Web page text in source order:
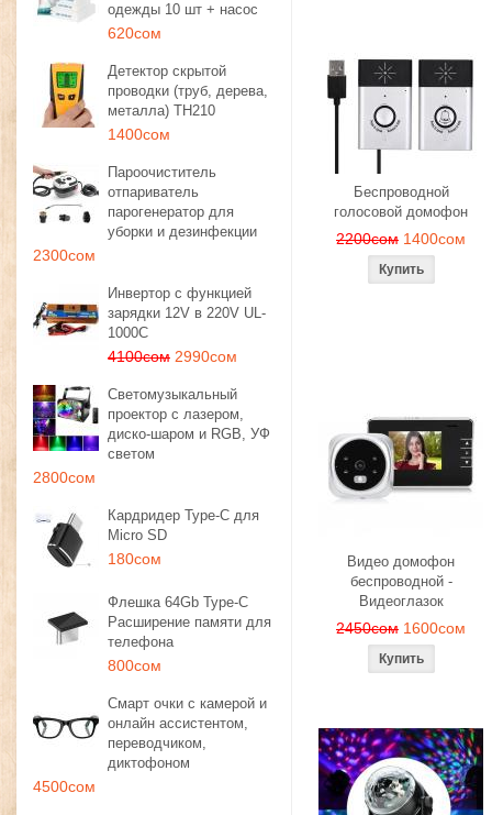
одежды 10 шт + насос
620сом
Детектор скрытой
проводки (труб, дерева,
металла) TH210
1400сом
Пароочиститель
отпариватель
парогенератор для
уборки и дезинфекции
2300сом
Инвертор с функцией
зарядки 12V в 220V UL-
1000C
4100сом 2990сом
Светомузыкальный
проектор с лазером,
диско-шаром и RGB, УФ
светом
2800сом
Кардридер Type-C для
Micro SD
180сом
Флешка 64Gb Type-C
Расширение памяти для
телефона
800сом
Смарт очки с камерой и
онлайн ассистентом,
переводчиком,
диктофоном
4500сом
Беспроводной
голосовой домофон
2200сом 1400сом
Видео домофон
беспроводной -
Видеоглазок
2450сом 1600сом